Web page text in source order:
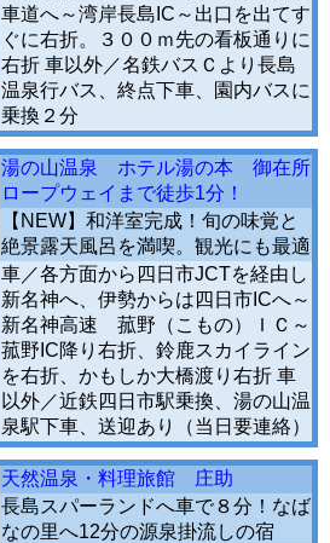
車道へ～湾岸長島IC～出口を出てす
ぐに右折。３００ｍ先の看板通りに
右折 車以外／名鉄バスＣより長島
温泉行バス、終点下車、園内バスに
乗換２分
湯の山温泉 ホテル湯の本 御在所
ロープウェイまで徒歩1分！
【NEW】和洋室完成！旬の味覚と
絶景露天風呂を満喫。観光にも最適
車／各方面から四日市JCTを経由し
新名神へ、伊勢からは四日市ICへ～
新名神高速 菰野（こもの）ＩＣ～
菰野IC降り右折、鈴鹿スカイライン
を右折、かもしか大橋渡り右折 車
以外／近鉄四日市駅乗換、湯の山温
泉駅下車、送迎あり（当日要連絡）
天然温泉・料理旅館 庄助
長島スパーランドへ車で８分！なば
なの里へ12分の源泉掛流しの宿